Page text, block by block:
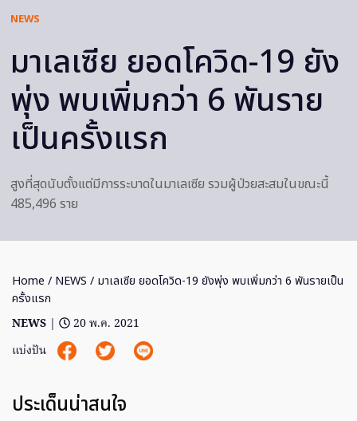
NEWS
มาเลเซีย ยอดโควิด-19 ยัง
พุ่ง พบเพิ่มกว่า 6 พันราย
เป็นครั้งแรก
สูงที่สุดนับตั้งแต่มีการระบาดในมาเลเซีย รวมผู้ป่วยสะสมในขณะนี้
485,496 ราย
Home / NEWS / มาเลเซีย ยอดโควิด-19 ยังพุ่ง พบเพิ่มกว่า 6 พันรายเป็น
ครั้งแรก
NEWS |
20 พ.ค. 2021
แบ่งปัน
ประเด็นน่าสนใจ